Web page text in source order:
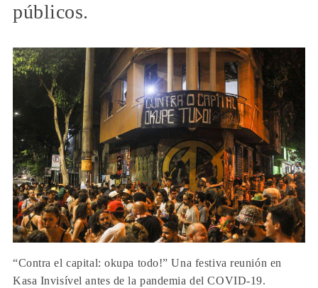
públicos.
“Contra el capital: okupa todo!” Una festiva reunión en
Kasa Invisível antes de la pandemia del COVID-19.